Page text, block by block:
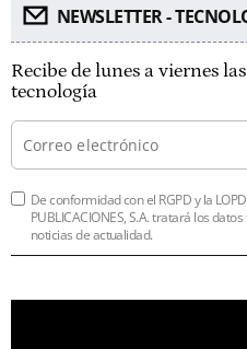
NEWSLETTER -
Recibe de lunes a viernes
tecnología
De conformidad con el RGPD y la
PUBLICACIONES, S.A. tratará los
noticias de actualidad.